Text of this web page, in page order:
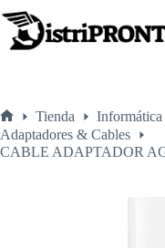
al
contenido
Inicio
Tienda Informática
Adaptadores & Cables
CABLE ADAPTADOR